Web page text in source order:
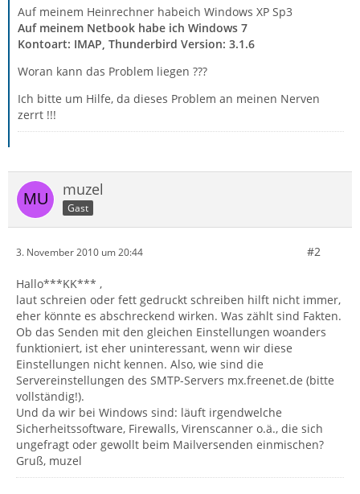
Auf meinem Heinrechner habeich Windows XP Sp3
Auf meinem Netbook habe ich Windows 7
Kontoart: IMAP, Thunderbird Version: 3.1.6
Woran kann das Problem liegen ???
Ich bitte um Hilfe, da dieses Problem an meinen Nerven
zerrt !!!
muzel
Gast
3. November 2010 um 20:44 #2
Hallo***KK*** ,
laut schreien oder fett gedruckt schreiben hilft nicht immer,
eher könnte es abschreckend wirken. Was zählt sind Fakten.
Ob das Senden mit den gleichen Einstellungen woanders
funktioniert, ist eher uninteressant, wenn wir diese
Einstellungen nicht kennen. Also, wie sind die
Servereinstellungen des SMTP-Servers mx.freenet.de (bitte
vollständig!).
Und da wir bei Windows sind: läuft irgendwelche
Sicherheitssoftware, Firewalls, Virenscanner o.ä., die sich
ungefragt oder gewollt beim Mailversenden einmischen?
Gruß, muzel